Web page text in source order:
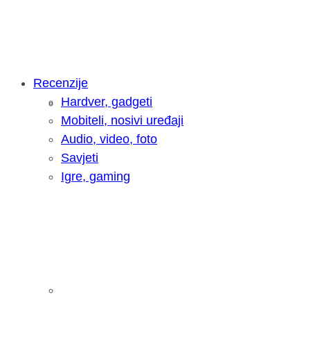
Intervju: Goran Jović, fotograf -
Recenzije
Hardver, gadgeti
Mobiteli, nosivi uređaji
Audio, video, foto
Savjeti
Igre, gaming